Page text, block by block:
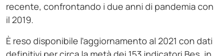
recente, confrontando i due anni di pandemia con
il 2019.
È reso disponibile l’aggiornamento al 2021 con dati